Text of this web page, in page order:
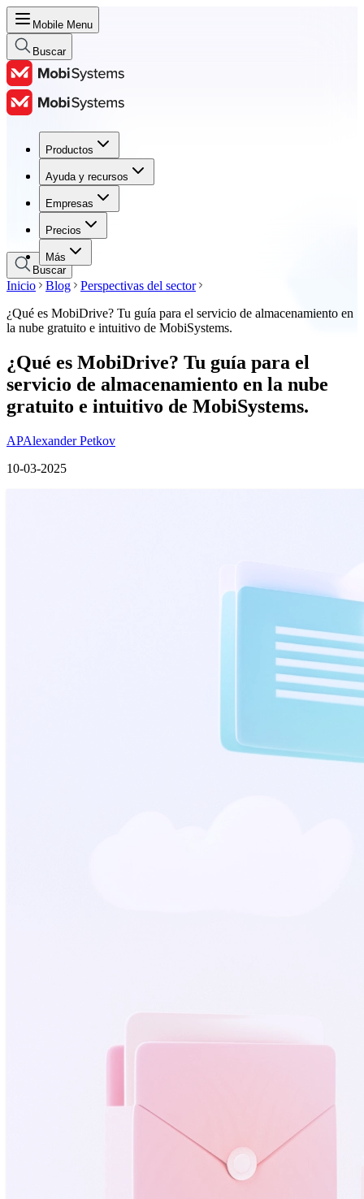
Mobile Menu
Buscar
Productos
Ayuda y recursos
Empresas
Precios
Más
Productos
Ayuda y recursos
Empresas
Precios
Buscar
Inicio Blog
Perspectivas del sector
¿Qué es MobiDrive? Tu guía para el servicio de almacenamiento en
la nube gratuito e intuitivo de MobiSystems.
¿Qué es MobiDrive? Tu guía para el
servicio de almacenamiento en la nube
gratuito e intuitivo de MobiSystems.
APAlexander Petkov
10-03-2025